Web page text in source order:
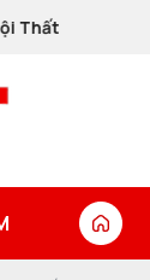
Thất